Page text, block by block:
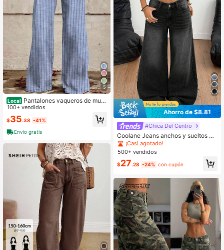
5
Local Pantalones vaqueros de muje
r de rayas, cintura alta, pierna recta,
estilo casual
100+ vendidos
$35.38 -41%
Envío gratis
Ahorro de $8.81
#Chica Del Centro
Coolane Jeans anchos y sueltos pa
ra mujer
¡Casi agotado!
500+ vendidos
$27.28 -24% con cupón